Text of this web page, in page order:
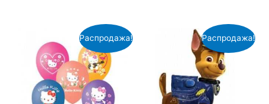
Распродажа! Распродажа!